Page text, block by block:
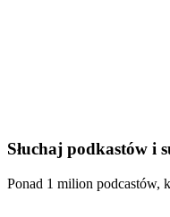
Słuchaj podkastów i
Ponad 1 milion podcastów,